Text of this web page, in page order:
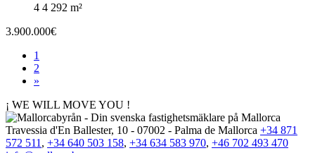
4 4 292 m²
3.900.000€
1
2
»
¡ WE WILL MOVE YOU !
Travessia d'En Ballester, 10 - 07002 - Palma de Mallorca +34 871
572 511 , +34 640 503 158, +34 634 583 970, +46 702 493 470